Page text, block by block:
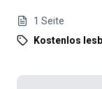
1 Seite
Kostenlos